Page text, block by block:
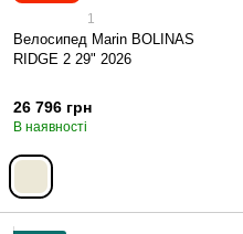
1
Велосипед Marin BOLINAS
RIDGE 2 29" 2026
26 796 грн
В наявності